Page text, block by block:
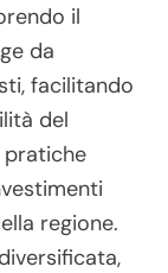
il
da
facilitando
del
pratiche
regione.